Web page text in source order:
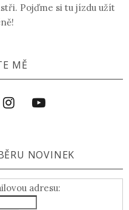
Pojďme si tu jízdu užít
MĚ
NOVINEK
adresu: